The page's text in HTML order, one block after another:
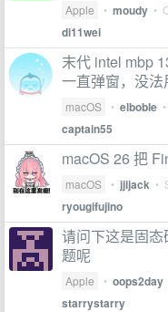
Apple • moudy •
di11wei
末代 intel mbp
一直弹窗，没法
macOS • elboble •
captain55
macOS 26 把
macOS • jjijack •
ryougifujino
请问下这是固
题呢
Apple • oops2day
starrystarry